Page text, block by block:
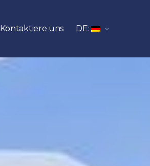
Kontaktiere uns DE: